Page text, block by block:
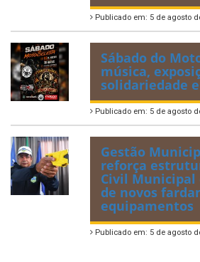
Publicado em: 5 de agosto
Sábado do
música,
solidariedade
Publicado em: 5 de agosto
Gestão
reforça
Civil Municipal
de novos
equipamentos
Publicado em: 5 de agosto